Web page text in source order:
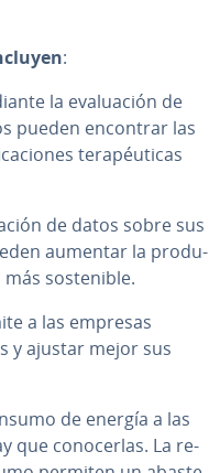
:
la eva­lua­ción de
pueden encontrar las
te­ra­péu­ti­cas
de datos sobre sus
aumentar la pro­du­
so­s­te­ni­ble.
a las empresas
y ajustar mejor sus
de energía a las
que co­no­ce­r­las. La re­